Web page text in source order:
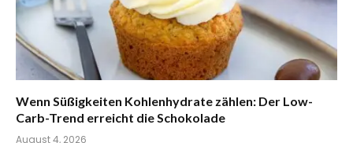
Wenn Süßigkeiten Kohlenhydrate zählen: Der Low-
Carb-Trend erreicht die Schokolade
August 4, 2026